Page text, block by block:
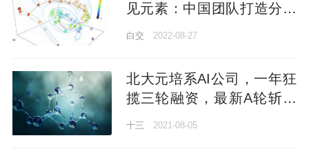
见元素：中国团队打造分子
模拟预训练模型，最高节省
白交 2022-08-27
北大元培系AI公司，一年狂
揽三轮融资，最新A轮斩获
数千万美元
十三 2021-08-05